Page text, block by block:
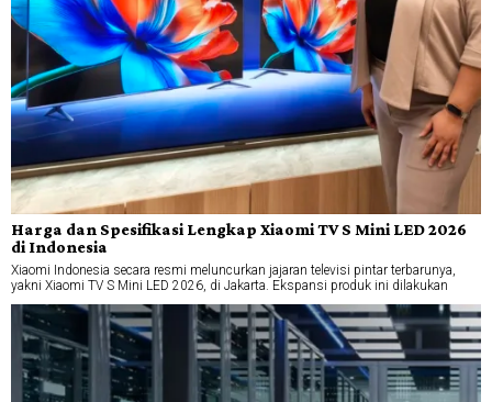
Harga dan Spesifikasi Lengkap Xiaomi TV S Mini LED 2026
di Indonesia
Xiaomi Indonesia secara resmi meluncurkan jajaran televisi pintar terbarunya,
yakni Xiaomi TV S Mini LED 2026, di Jakarta. Ekspansi produk ini dilakukan